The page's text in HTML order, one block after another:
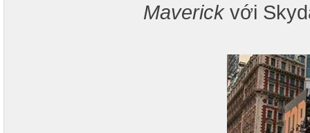
Maverickvới